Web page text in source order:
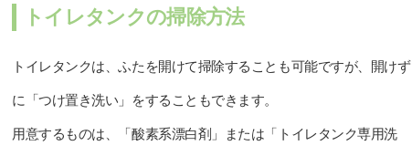
トイレタンクの掃除方法
トイレタンクは、ふたを開けて掃除することも可能ですが、開けず
に「つけ置き洗い」をすることもできます。
用意するものは、「酸素系漂白剤」または「トイレタンク専用洗